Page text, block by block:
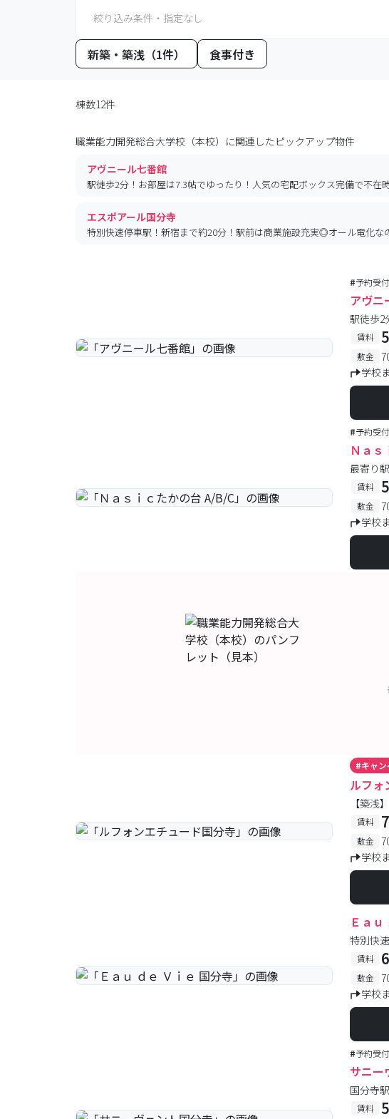
絞り込み条件・指定なし
新築・築浅（1件） 食事付き
棟数12件
職業能力開発総合大学校（本校） に関連したピックアップ物件
アヴニール七番館
駅徒歩2分！お部屋は7.3帖でゆったり！人気の宅配ボックス完備で不
エスポアール国分寺
特別快速停車駅！新宿まで約20分！駅前は商業施設充実◎オール電化な
#予約受
アヴニ
駅徒歩2
賃料
敷金
学校
#予約受
Ｎａ
最寄り
賃料
敷金
学校
#キャ
ルフォ
【築浅
賃料
敷金
学校
Ｅａ
特別快
賃料
敷金
学校
#予約受
サニー
国分寺
賃料